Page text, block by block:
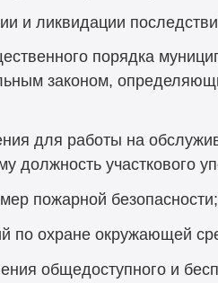
и ликвидации
порядка
законом,
для работы на
должность участкового
пожарной безопасности;
по охране окружающей
общедоступного и